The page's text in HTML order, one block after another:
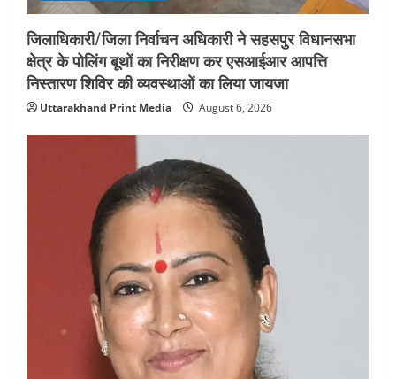
जिलाधिकारी/जिला निर्वाचन अधिकारी ने सहसपुर विधानसभा
क्षेत्र के पोलिंग बूथों का निरीक्षण कर एसआईआर आपत्ति
निस्तारण शिविर की व्यवस्थाओं का लिया जायजा
Uttarakhand Print Media August 6, 2026